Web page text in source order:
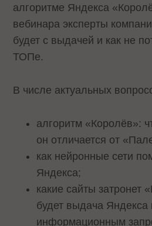
алгоритме Яндекса
вебинара эксперты
будет с выдачей и как не
ТОПе.
В числе актуальных
алгоритм «Королёв»:
он отличается от
как нейронные сети
Яндекса;
какие сайты затронет
будет выдача
информационным